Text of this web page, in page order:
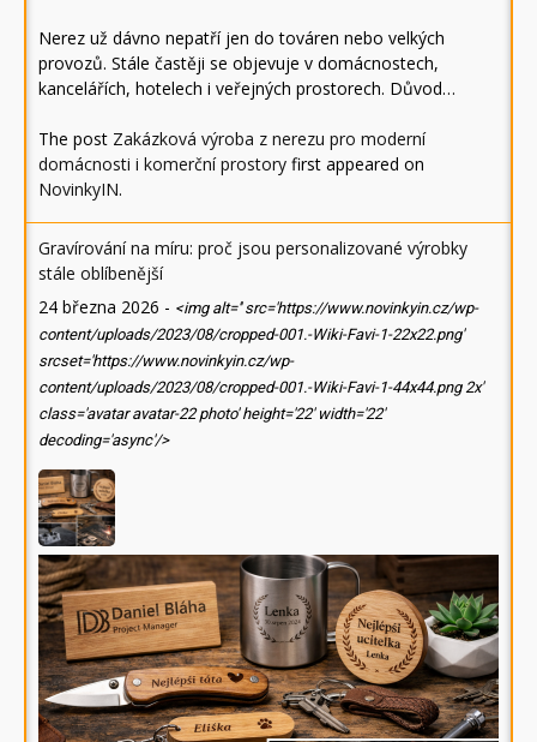
Nerez už dávno nepatří jen do továren nebo velkých
provozů. Stále častěji se objevuje v domácnostech,
kancelářích, hotelech i veřejných prostorech. Důvod…
The post Zakázková výroba z nerezu pro moderní
domácnosti i komerční prostory first appeared on
NovinkyIN.
Gravírování na míru: proč jsou personalizované výrobky
stále oblíbenější
24 března 2026 - <img alt='' src='https://www.novinkyin.cz/wp-
content/uploads/2023/08/cropped-001.-Wiki-Favi-1-22x22.png'
srcset='https://www.novinkyin.cz/wp-
content/uploads/2023/08/cropped-001.-Wiki-Favi-1-44x44.png 2x'
class='avatar avatar-22 photo' height='22' width='22'
decoding='async'/>